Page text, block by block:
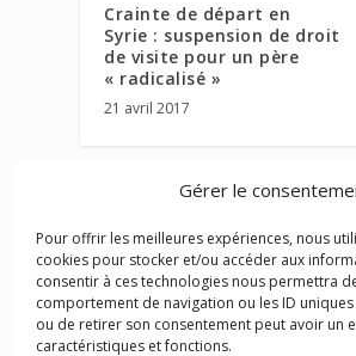
Gérer le
Pour offrir les meilleures expériences, nous
cookies pour stocker et/ou accéder aux
consentir à ces technologies nous permettra
comportement de navigation ou les ID
ou de retirer son consentement peut avoir un
caractéristiques et fonctions.
Crainte de départ en
Syrie : suspension de droit
de visite pour un père
« radicalisé »
21 avril 2017